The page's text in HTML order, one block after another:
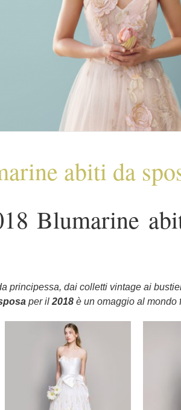
abiti da
Blumarine
principessa, dai colletti vintage ai
per il 2018 è un omaggio al mondo